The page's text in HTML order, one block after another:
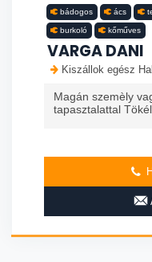
bádogos ács
burkoló kőműves
VARGA DANI
Kiszállok egész
Magán szemèly
tapasztalattal